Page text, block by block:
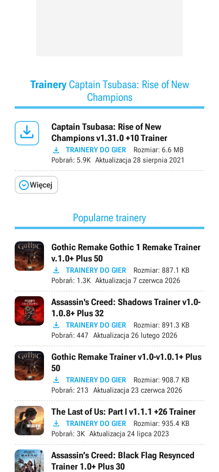
TraineryCaptain Tsubasa: Rise of New
Champions

Captain Tsubasa: Rise of New
Champions v1.31.0 +10 Trainer
 TRAINERY DO GIER Rozmiar: 6.6 MB
Pobrań: 5.9K Aktualizacja 28 sierpnia 2021
Więcej
Popularne trainery
Gothic Remake Gothic 1 Remake Trainer
v.1.0+ Plus 50
 TRAINERY DO GIER Rozmiar: 887.1 KB
Pobrań: 1.3K Aktualizacja 7 czerwca 2026
Assassin's Creed: Shadows Trainer v1.0-
1.0.8+ Plus 32
 TRAINERY DO GIER Rozmiar: 891.3 KB
Pobrań: 447 Aktualizacja 26 lutego 2026
Gothic Remake Trainer v1.0-v1.0.1+ Plus
50
 TRAINERY DO GIER Rozmiar: 908.7 KB
Pobrań: 213 Aktualizacja 23 czerwca 2026
The Last of Us: Part I v1.1.1 +26 Trainer
 TRAINERY DO GIER Rozmiar: 935.4 KB
Pobrań: 3K Aktualizacja 24 lipca 2023
Assassin’s Creed: Black Flag Resynced
Trainer 1.0+ Plus 30